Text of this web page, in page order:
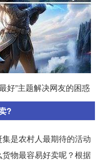
好”主题解决网友的困惑
?
是农村人最期待的活动
物最容易好卖呢？根据